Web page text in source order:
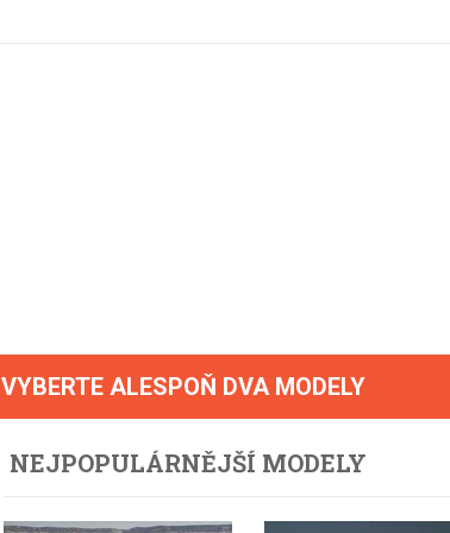
VYBERTE ALESPOŇ DVA MODELY
NEJPOPULÁRNĚJŠÍ MODELY